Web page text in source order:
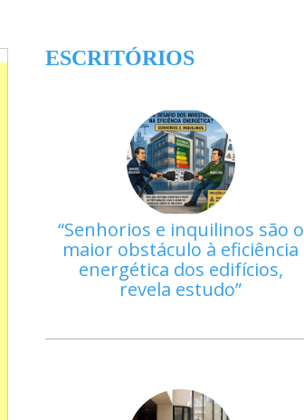
ESCRITÓRIOS
Senhorios e inquilinos são o
maior obstáculo à eficiência
energética dos edifícios,
revela estudo